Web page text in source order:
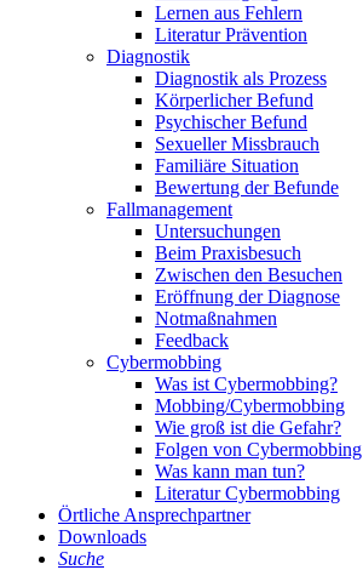
Lernen aus Fehlern
Literatur Prävention
Diagnostik
Diagnostik als Prozess
Körperlicher Befund
Psychischer Befund
Sexueller Missbrauch
Familiäre Situation
Bewertung der Befunde
Fallmanagement
Untersuchungen
Beim Praxisbesuch
Zwischen den Besuchen
Eröffnung der Diagnose
Notmaßnahmen
Feedback
Cybermobbing
Was ist Cybermobbing?
Mobbing/Cybermobbing
Wie groß ist die Gefahr?
Folgen von Cybermobbing
Was kann man tun?
Literatur Cybermobbing
Örtliche Ansprechpartner
Downloads
Suche